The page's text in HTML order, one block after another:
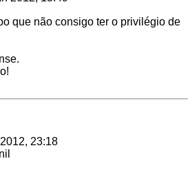
que não consigo ter o privilégio de
23:18